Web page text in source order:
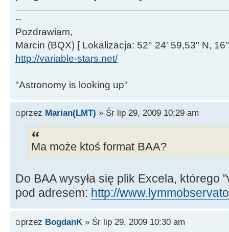
--
Pozdrawiam,
Marcin (BQX) [ Lokalizacja: 52° 24' 59,53" N,
http://variable-stars.net/
"Astronomy is looking up"
przez Marian(LMT) » Śr lip 29, 2009 10:29 am
Ma może ktoś format BAA?
Do BAA wysyła się plik Excela, którego
pod adresem: http://
przez BogdanK » Śr lip 29, 2009 10:30 am